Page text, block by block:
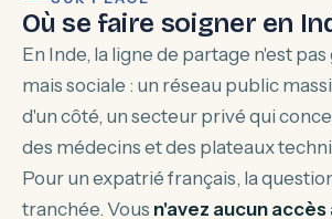
Où se faire soigner en
En Inde, la ligne de partage n'est
mais sociale : un réseau public
d'un côté, un secteur privé qui
des médecins et des plateaux
Pour un expatrié français, la
tranchée. Vous n'avez aucun accès